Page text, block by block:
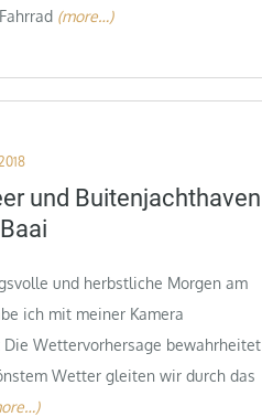
(more…)
und Buitenjachthaven
und herbstliche Morgen am
ich mit meiner Kamera
Wettervorhersage bewahrheitet
Wetter gleiten wir durch das